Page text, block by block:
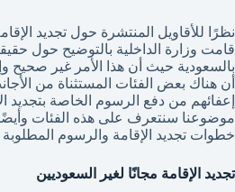
نظرًا للأقاويل المنتشرة حول تجديد
قامت وزارة الداخلية بالتوضيح حول
بالسعودية حيث أن هذا الأمر غير صحيح
أن هناك بعض الفئات المستثناة من
إعفائهم من دفع الرسوم الخاصة بتجديد
موضوعنا سنتعرف على هذه الفئات
خطوات تجديد الإقامة والرسوم
تجديد الإقامة مجانًا لغير السعوديين